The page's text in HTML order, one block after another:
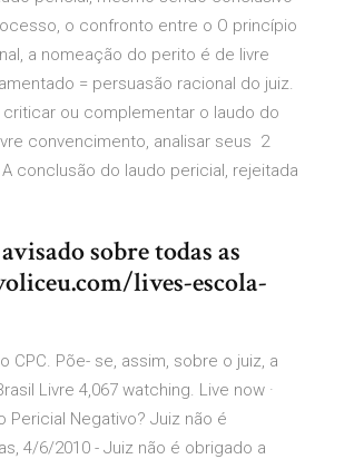
o confronto entre o O princípio
a nomeação do perito é de livre
= persuasão racional do juiz.
criticar ou complementar o laudo do
convencimento, analisar seus 2
A conclusão do laudo pericial, rejeitada
sobre todas as
lives-escola-
Põe- se, assim, sobre o juiz, a
Livre 4,067 watching. Live now ·
Negativo? Juiz não é
4/6/2010 - Juiz não é obrigado a